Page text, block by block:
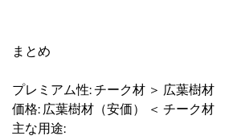
まとめ
プレミアム性: チーク材 ＞ 広葉樹材
価格: 広葉樹材（安価） ＜ チーク材
主な用途: